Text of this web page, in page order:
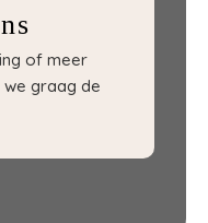
of meer
graag de